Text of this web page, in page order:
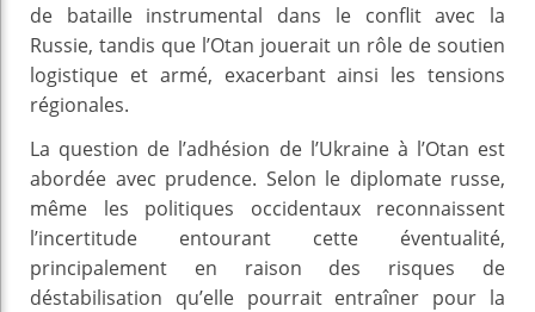
de bataille instrumental dans le conflit avec la
Russie, tandis que l’Otan jouerait un rôle de soutien
logistique et armé, exacerbant ainsi les tensions
régionales.
La question de l’adhésion de l’Ukraine à l’Otan est
abordée avec prudence. Selon le diplomate russe,
même les politiques occidentaux reconnaissent
l’incertitude entourant cette éventualité,
principalement en raison des risques de
déstabilisation qu’elle pourrait entraîner pour la